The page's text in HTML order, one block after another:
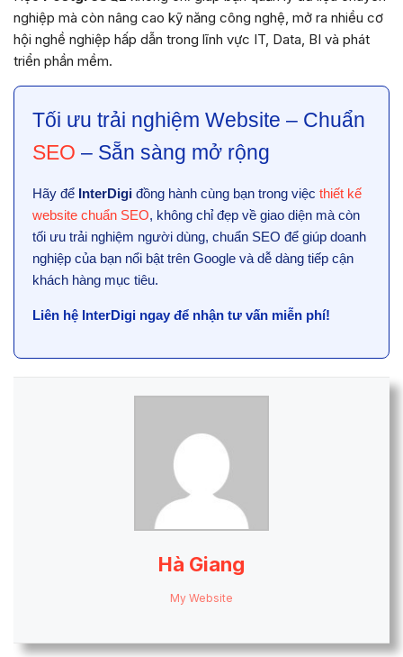
nghiệp mà còn nâng cao kỹ năng công nghệ, mở ra nhiều cơ
hội nghề nghiệp hấp dẫn trong lĩnh vực IT, Data, BI và phát
triển phần mềm.
Tối ưu trải nghiệm Website – Chuẩn
SEO – Sẵn sàng mở rộng
Hãy để InterDigi đồng hành cùng bạn trong việc thiết kế
website chuẩn SEO, không chỉ đẹp về giao diện mà còn
tối ưu trải nghiệm người dùng, chuẩn SEO để giúp doanh
nghiệp của bạn nổi bật trên Google và dễ dàng tiếp cận
khách hàng mục tiêu.
Liên hệ InterDigi ngay để nhận tư vấn miễn phí!
Hà Giang
My Website